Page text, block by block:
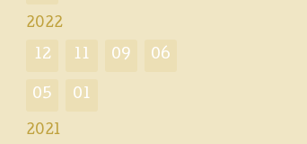
2022
12 11 09 06
05 01
2021